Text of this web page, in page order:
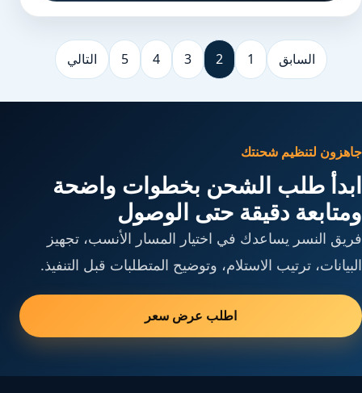
السابق 1
2
3
4
5 التالي
جاهزون لتنظيم شحنتك
ابدأ طلب الشحن بخطوات واضحة
ومتابعة دقيقة حتى الوصول
فريق النسر يساعدك في اختيار المسار الأنسب، تجهيز
البيانات، ترتيب الاستلام، وتوضيح المتطلبات قبل التنفيذ.
اطلب عرض سعر